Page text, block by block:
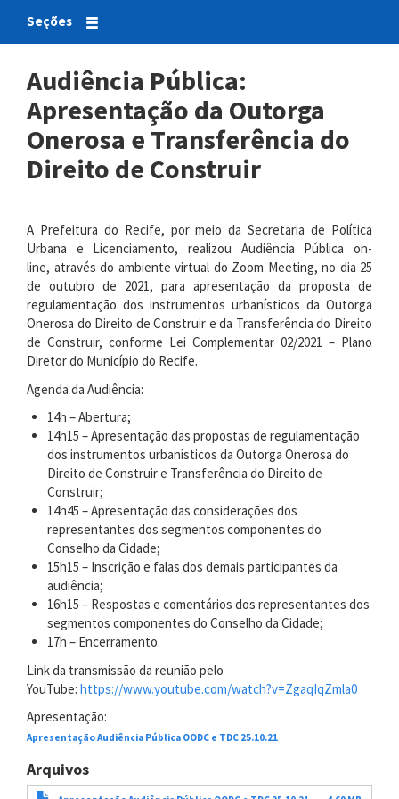
Seções
Audiência Pública:
Apresentação da Outorga
Onerosa e Transferência do
Direito de Construir
A Prefeitura do Recife, por meio da Secretaria de Política
Urbana e Licenciamento, realizou Audiência Pública on-
line, através do ambiente virtual do Zoom Meeting, no dia 25
de outubro de 2021, para apresentação da proposta de
regulamentação dos instrumentos urbanísticos da Outorga
Onerosa do Direito de Construir e da Transferência do Direito
de Construir, conforme Lei Complementar 02/2021 – Plano
Diretor do Município do Recife.
Agenda da Audiência:
14h – Abertura;
14h15 – Apresentação das propostas de regulamentação
dos instrumentos urbanísticos da Outorga Onerosa do
Direito de Construir e Transferência do Direito de
Construir;
14h45 – Apresentação das considerações dos
representantes dos segmentos componentes do
Conselho da Cidade;
15h15 – Inscrição e falas dos demais participantes da
audiência;
16h15 – Respostas e comentários dos representantes dos
segmentos componentes do Conselho da Cidade;
17h – Encerramento.
Link da transmissão da reunião pelo
YouTube: https://www.youtube.com/watch?v=ZgaqIqZmla0
Apresentação:
Apresentação Audiência Pública OODC e TDC 25.10.21
Arquivos